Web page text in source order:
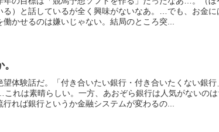
る）と話しているが全く興味がないなあ。…でも、お金に
かせるのは嫌いじゃない。結局のところ突...
体験話だ。「付き合いたい銀行・付き合いたくない銀行
れは素晴らしい。一方、あおぞら銀行は人気がないのは
れば銀行というか金融システムが変わるの...